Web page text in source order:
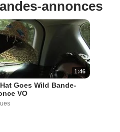
annonces
1:46
Goes Wild Bande-
VO